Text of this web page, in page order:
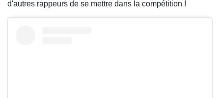
d'autres rappeurs de se mettre dans la compétition !